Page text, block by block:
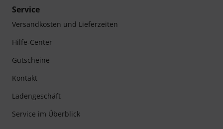
Service
Versandkosten und Lieferzeiten
Hilfe-Center
Gutscheine
Kontakt
Ladengeschäft
Service im Überblick